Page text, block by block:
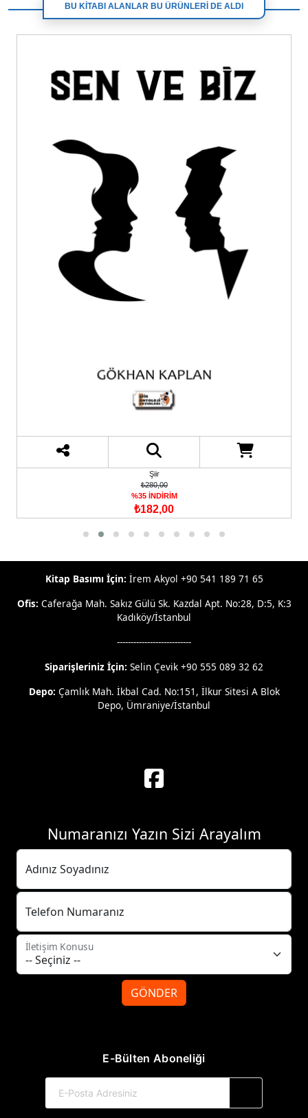
BU KİTABI ALANLAR BU ÜRÜNLERİ DE ALDI
Şiir
₺280,00
%35 İNDİRİM
₺182,00
Kitap Basımı İçin: İrem Akyol +90 541 189 71 65
Ofis: Caferağa Mah. Sakız Gülü Sk. Kazdal Apt. No:28, D:5, K:3
Kadıköy/İstanbul
---------------------------
Siparişleriniz İçin: Selin Çevik +90 555 089 32 62
Depo: Çamlık Mah. İkbal Cad. No:151, İlkur Sitesi A Blok
Depo, Ümraniye/İstanbul
Numaranızı Yazın Sizi Arayalım
Adınız Soyadınız
Telefon Numaranız
İletişim Konusu
GÖNDER
E-Bülten Aboneliği